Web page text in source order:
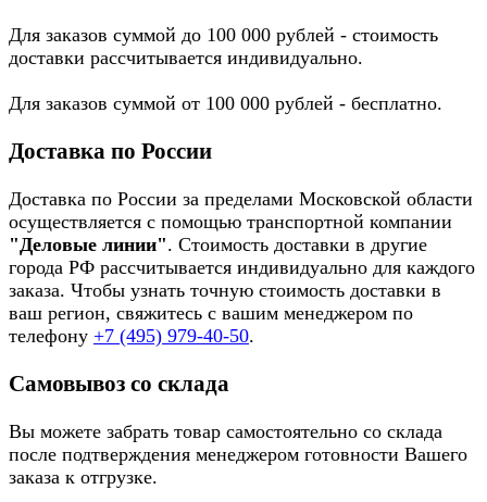
Для заказов суммой до 100 000 рублей - стоимость
доставки рассчитывается индивидуально.
Для заказов суммой от 100 000 рублей - бесплатно.
Доставка по России
Доставка по России за пределами Московской области
осуществляется с помощью транспортной компании
"Деловые линии". Стоимость доставки в другие
города РФ рассчитывается индивидуально для каждого
заказа. Чтобы узнать точную стоимость доставки в
ваш регион, свяжитесь с вашим менеджером по
телефону +7 (495) 979-40-50.
Самовывоз со склада
Вы можете забрать товар самостоятельно со склада
после подтверждения менеджером готовности Вашего
заказа к отгрузке.